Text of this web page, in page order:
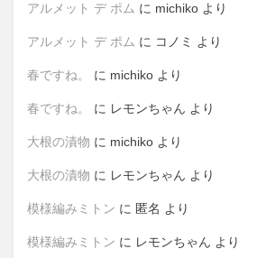
アルメット デ ポム に michiko より
アルメット デ ポム に コノミ より
春ですね。 に michiko より
春ですね。 に レモンちゃん より
大根の漬物 に michiko より
大根の漬物 に レモンちゃん より
模様編みミトン に 匿名 より
模様編みミトン に レモンちゃん より